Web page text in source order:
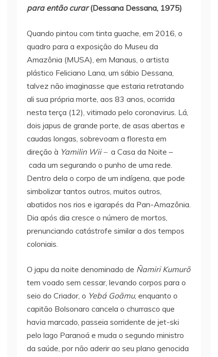
para então curar(Dessana Dessana, 1975)
Quando pintou com tinta guache, em 2016, o
quadro para a exposição do Museu da
Amazônia (MUSA), em Manaus, o artista
plástico Feliciano Lana, um sábio Dessana,
talvez não imaginasse que estaria retratando
ali sua própria morte, aos 83 anos, ocorrida
nesta terça (12), vitimado pelo coronavirus. Lá,
dois japus de grande porte, de asas abertas e
caudas longas, sobrevoam a floresta em
direção à Yamilin Wii – a Casa da Noite –
cada um segurando o punho de uma rede.
Dentro dela o corpo de um indígena, que pode
simbolizar tantos outros, muitos outros,
abatidos nos rios e igarapés da Pan-Amazônia.
Dia após dia cresce o número de mortos,
prenunciando catástrofe similar a dos tempos
coloniais.
O japu da noite denominado de Ñamiri Kumurõ
tem voado sem cessar, levando corpos para o
seio do Criador, o Yebá Goãmu, enquanto o
capitão Bolsonaro cancela o churrasco que
havia marcado, passeia sorridente de jet-ski
pelo lago Paranoá e muda o segundo ministro
da saúde, por não aderir ao seu plano genocida